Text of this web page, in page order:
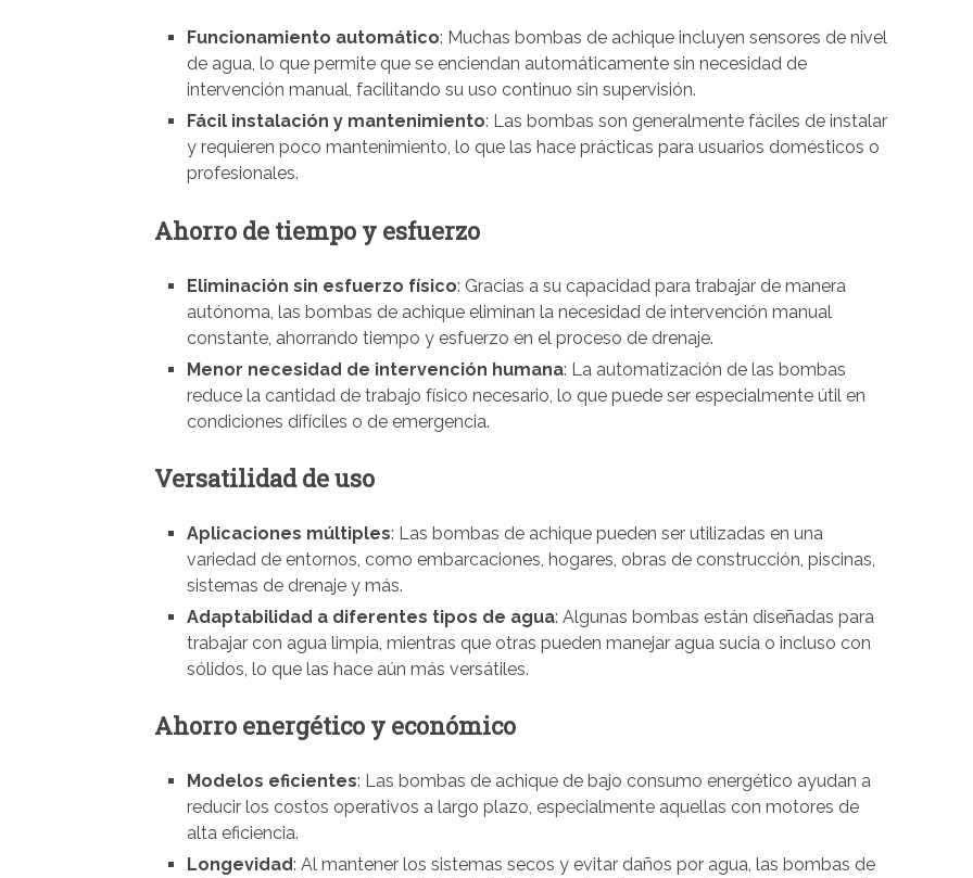
Funcionamiento automático: Muchas bombas de achique incluyen sensores de nivel
de agua, lo que permite que se enciendan automáticamente sin necesidad de
intervención manual, facilitando su uso continuo sin supervisión.
Fácil instalación y mantenimiento: Las bombas son generalmente fáciles de instalar
y requieren poco mantenimiento, lo que las hace prácticas para usuarios domésticos o
profesionales.
Ahorro de tiempo y esfuerzo
Eliminación sin esfuerzo físico: Gracias a su capacidad para trabajar de manera
autónoma, las bombas de achique eliminan la necesidad de intervención manual
constante, ahorrando tiempo y esfuerzo en el proceso de drenaje.
Menor necesidad de intervención humana: La automatización de las bombas
reduce la cantidad de trabajo físico necesario, lo que puede ser especialmente útil en
condiciones difíciles o de emergencia.
Versatilidad de uso
Aplicaciones múltiples: Las bombas de achique pueden ser utilizadas en una
variedad de entornos, como embarcaciones, hogares, obras de construcción, piscinas,
sistemas de drenaje y más.
Adaptabilidad a diferentes tipos de agua: Algunas bombas están diseñadas para
trabajar con agua limpia, mientras que otras pueden manejar agua sucia o incluso con
sólidos, lo que las hace aún más versátiles.
Ahorro energético y económico
Modelos eficientes: Las bombas de achique de bajo consumo energético ayudan a
reducir los costos operativos a largo plazo, especialmente aquellas con motores de
alta eficiencia.
Longevidad: Al mantener los sistemas secos y evitar daños por agua, las bombas de